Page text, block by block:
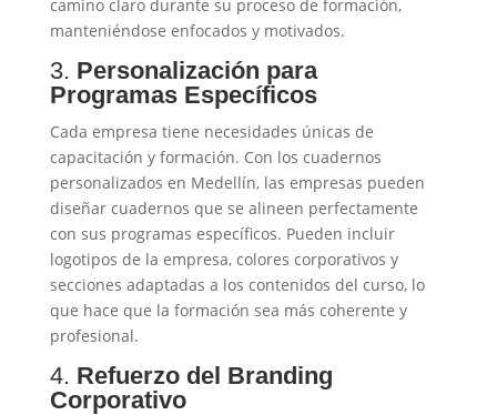
camino claro durante su proceso de formación,
manteniéndose enfocados y motivados.
3. Personalización para
Programas Específicos
Cada empresa tiene necesidades únicas de
capacitación y formación. Con los cuadernos
personalizados en Medellín, las empresas pueden
diseñar cuadernos que se alineen perfectamente
con sus programas específicos. Pueden incluir
logotipos de la empresa, colores corporativos y
secciones adaptadas a los contenidos del curso, lo
que hace que la formación sea más coherente y
profesional.
4. Refuerzo del Branding
Corporativo